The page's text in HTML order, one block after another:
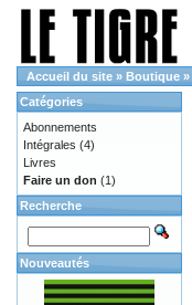
Accueil du site » Boutique »
Catégories
Abonnements
Intégrales (4)
Livres
Faire un don (1)
Recherche
Nouveautés